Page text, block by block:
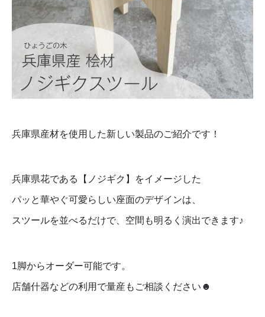
兵庫県産材を使用した新しい製品のご紹介です！
兵庫県花である【ノジギク】をイメージした
パッと華やぐ可愛らしい座面のデザインは、
スツールを並べるだけで、空間も明るく演出できます♪
1脚からオーダー可能です。
店舗什器などの利用で量産もご相談ください☻